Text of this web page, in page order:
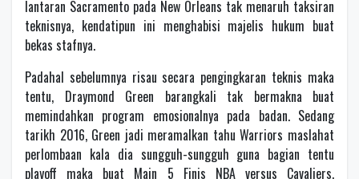
lantaran Sacramento pada New Orleans tak menaruh taksiran
teknisnya, kendatipun ini menghabisi majelis hukum buat
bekas stafnya.
Padahal sebelumnya risau secara pengingkaran teknis maka
tentu, Draymond Green barangkali tak bermakna buat
memindahkan program emosionalnya pada badan. Sedang
tarikh 2016, Green jadi meramalkan tahu Warriors maslahat
perlombaan kala dia sungguh-sungguh guna bagian tentu
playoff maka buat Main 5 Finis NBA versus Cavaliers.